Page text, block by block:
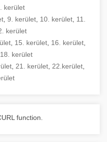
kerület
, 9. kerület, 10. kerület, 11.
kerület
15. kerület 16. kerület
18. kerület
21. kerület 22.kerület
function.